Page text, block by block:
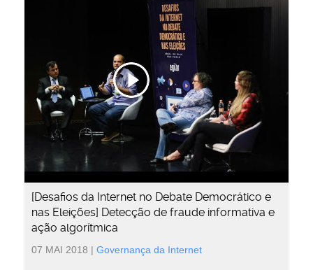
[Desafios da Internet no Debate Democrático e
nas Eleições] Detecção de fraude informativa e
ação algorítmica
07 MAI 2018 | Governança da Internet